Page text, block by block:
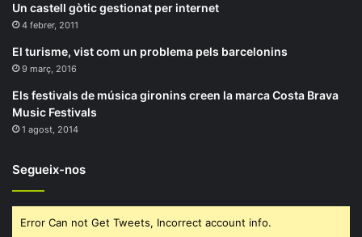
Un castell gòtic gestionat per internet
4 febrer, 2011
El turisme, vist com un problema pels barcelonins
9 març, 2016
Els festivals de música gironins creen la marca Costa Brava
Music Festivals
1 agost, 2014
Segueix-nos
Error Can not Get Tweets, Incorrect account info.